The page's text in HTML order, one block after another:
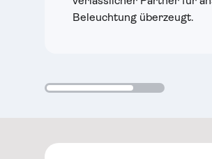
Beleuchtung überzeugt.